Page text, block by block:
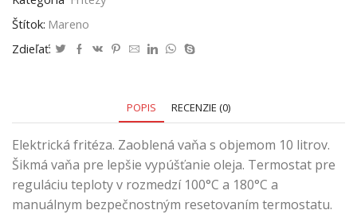
Štítok: Mareno
Zdieľať:
POPIS RECENZIE (0)
Elektrická fritéza. Zaoblená vaňa s objemom 10 litrov.
Šikmá vaňa pre lepšie vypúšťanie oleja. Termostat pre
reguláciu teploty v rozmedzí 100°C a 180°C a
manuálnym bezpečnostným resetovaním termostatu.